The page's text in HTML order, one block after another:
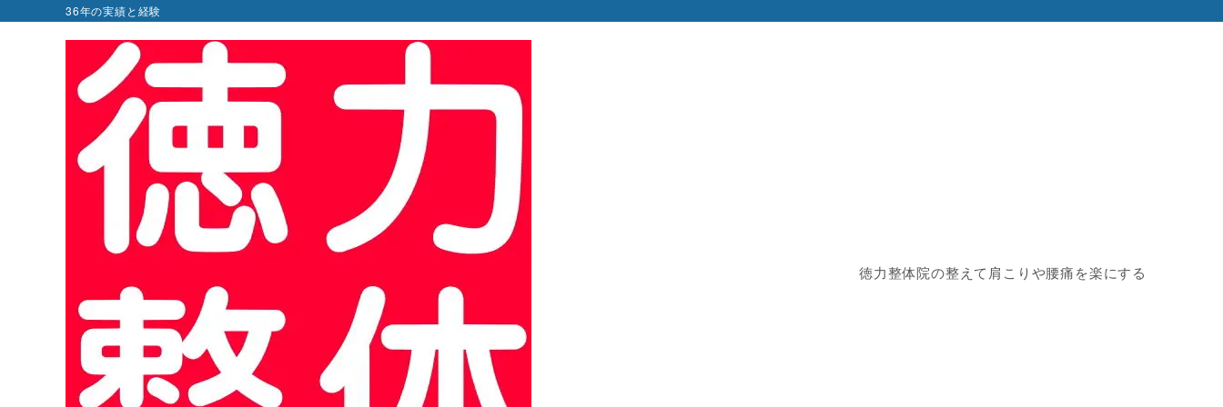
36年の実績と経験
徳力整体院の整えて肩こりや腰痛を楽にする